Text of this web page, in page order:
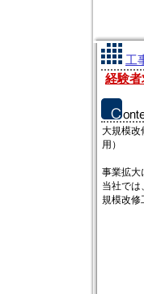
工
経験
大規模改
用）
事業拡大
当社では
規模改修